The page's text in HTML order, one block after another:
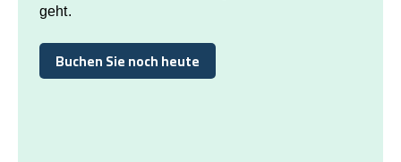
geht.
Buchen Sie noch heute
Buchen Sie noch heute